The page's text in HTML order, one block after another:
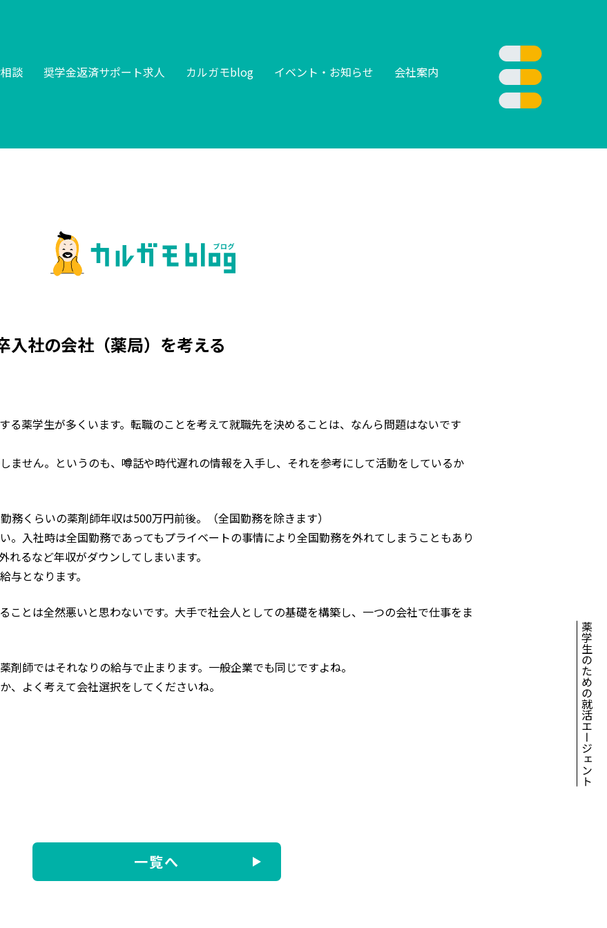
談 奨学金返済サポート求人 カルガモblog イベント・お知らせ 会社案内
薬学生のための就活エージェント
入社の会社（薬局）を考える
る薬学生が多くいます。転職のことを考えて就職先を決めることは、なんら問題はないです
ません。というのも、噂話や時代遅れの情報を入手し、それを参考にして活動をしているか
務くらいの薬剤師年収は500万円前後。（全国勤務を除きます）
。入社時は全国勤務であってもプライベートの事情により全国勤務を外れてしまうこともあり
るなど年収がダウンしてしまいます。
与となります。
ことは全然悪いと思わないです。大手で社会人としての基礎を構築し、一つの会社で仕事をま
剤師ではそれなりの給与で止まります。一般企業でも同じですよね。
、よく考えて会社選択をしてくださいね。
一覧へ